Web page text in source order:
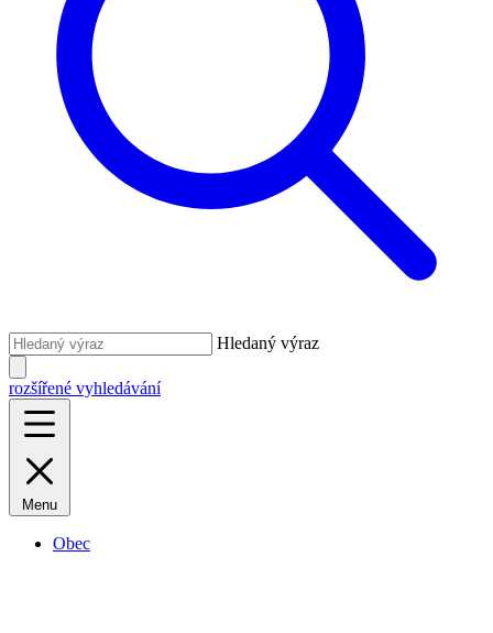
Hledaný výraz
rozšířené vyhledávání
Menu
Obec